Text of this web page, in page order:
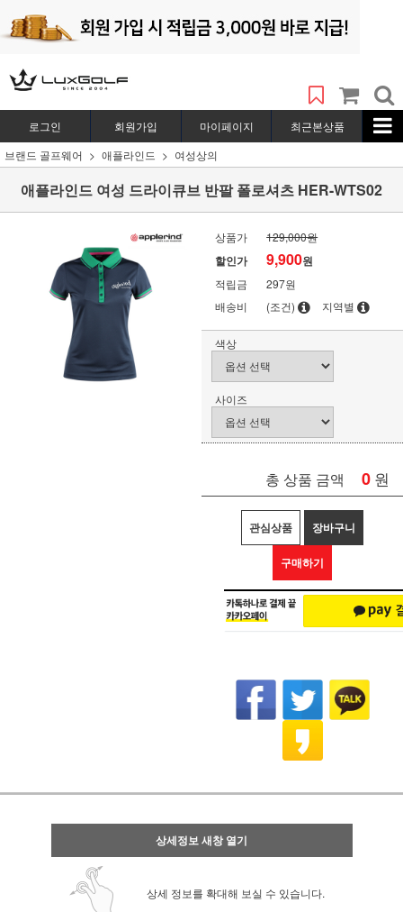
로그인 회원가입 마이페이지
최근본상품
브랜드 골프웨어
애플라인드 여성상의
애플라인드 여성 드라이큐브 반팔 폴로셔츠 HER-WTS02
상품가 129,000원
할인가 9,900원
적립금
297원
배송비
(조건) 지역별
색상
사이즈
총 상품 금액 0 원
관심상품 장바구니
구매하기
상세정보 새창 열기
상세 정보를 확대해 보실 수 있습니다.